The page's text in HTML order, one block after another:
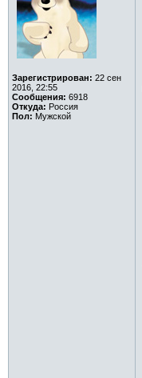
Зарегистрирован: 22 сен
2016, 22:55
Сообщения: 6918
Откуда: Россия
Пол: Мужской